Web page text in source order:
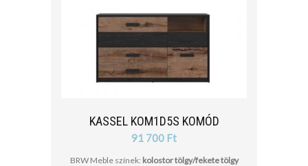
KASSEL KOM1D5S KOMÓD
91 700 Ft
BRW Meble színek: kolostor tölgy/fekete tölgy